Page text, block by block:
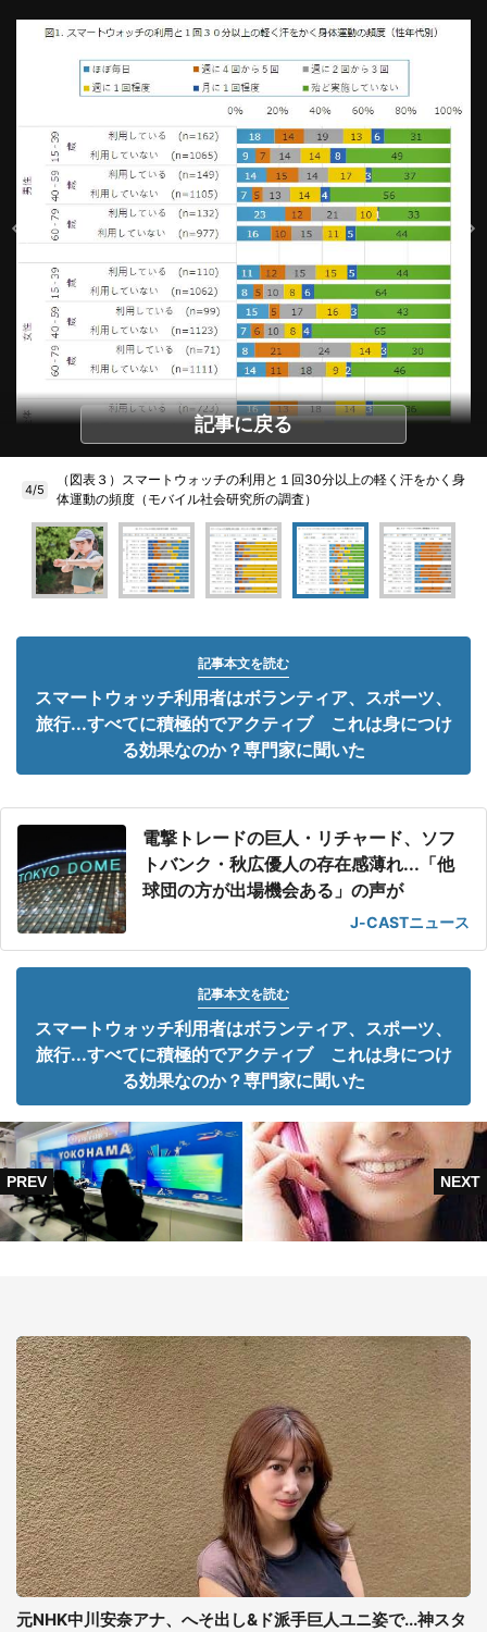
記事に戻る
4/5
（図表３）スマートウォッチの利用と１回30分以上の軽く汗をかく身
体運動の頻度（モバイル社会研究所の調査）
記事本文を読む
スマートウォッチ利用者はボランティア、スポーツ、
旅行...すべてに積極的でアクティブ これは身につけ
る効果なのか？専門家に聞いた
電撃トレードの巨人・リチャード、ソフ
トバンク・秋広優人の存在感薄れ...「他
球団の方が出場機会ある」の声が
J-CASTニュース
記事本文を読む
スマートウォッチ利用者はボランティア、スポーツ、
旅行...すべてに積極的でアクティブ これは身につけ
る効果なのか？専門家に聞いた
元NHK中川安奈アナ、へそ出し&ド派手巨人ユニ姿で...神スタ